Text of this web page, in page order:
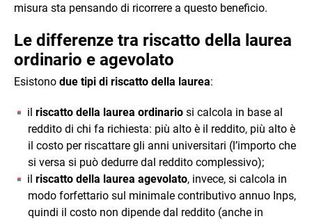
misura sta pensando di ricorrere a questo beneficio.
Le differenze tra riscatto della laurea
ordinario e agevolato
Esistono due tipi di riscatto della laurea:
il riscatto della laurea ordinario si calcola in base al
reddito di chi fa richiesta: più alto è il reddito, più alto è
il costo per riscattare gli anni universitari (l’importo che
si versa si può dedurre dal reddito complessivo);
il riscatto della laurea agevolato, invece, si calcola in
modo forfettario sul minimale contributivo annuo Inps,
quindi il costo non dipende dal reddito (anche in